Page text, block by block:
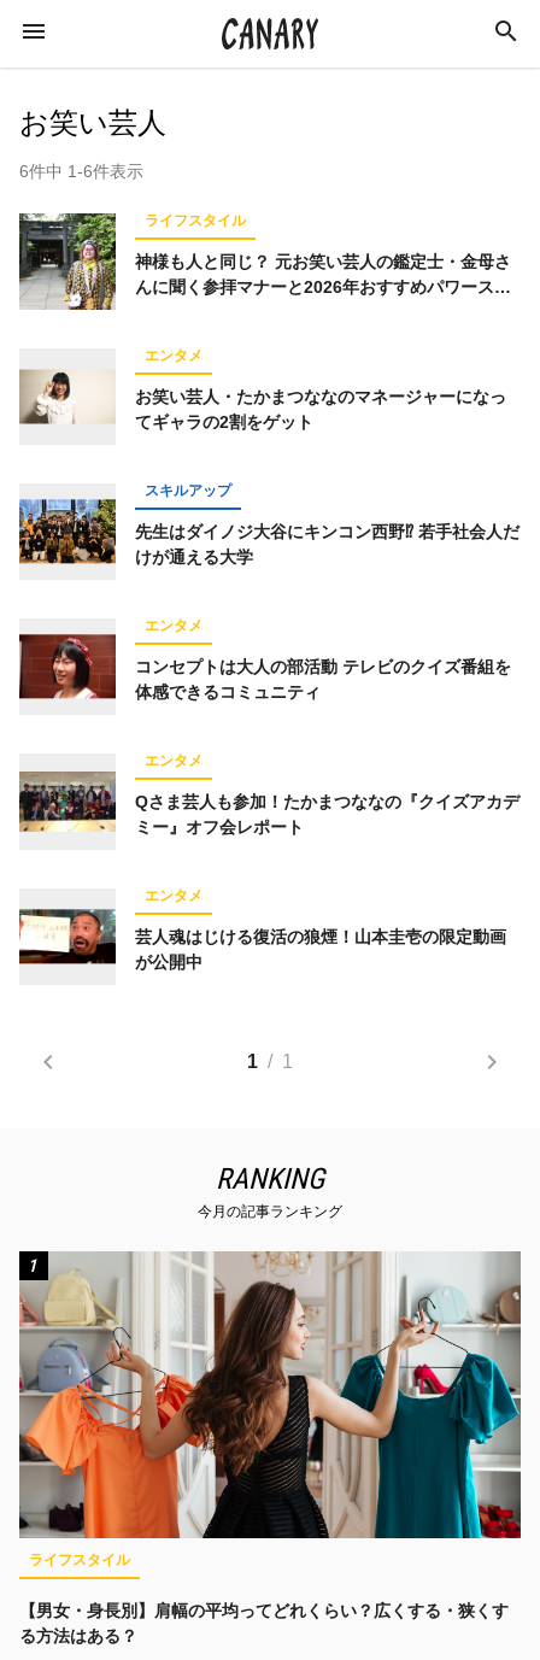
KEYWORD
キーワード
スキルアップ
インタビュー 美容 ダイエット
イベントレポート
仕事術 スポーツ
コミュニティ オンラインサロン
キーワード一覧
お笑い芸人
6件中 1-6件表示
ライフスタイル
神様も人と同じ？ 元お笑い芸人の鑑定士・金母さ
んに聞く参拝マナーと2026年おすすめパワースポ
エンタメ
お笑い芸人・たかまつななのマネージャーになっ
てギャラの2割をゲット
スキルアップ
先生はダイノジ大谷にキンコン西野⁉ 若手社会人だ
けが通える大学
エンタメ
コンセプトは大人の部活動 テレビのクイズ番組を
体感できるコミュニティ
エンタメ
Qさま芸人も参加！たかまつななの『クイズアカデ
ミー』オフ会レポート
エンタメ
芸人魂はじける復活の狼煙！山本圭壱の限定動画
が公開中
1 / 1
RANKING
今月の記事ランキング
1
ライフスタイル
【男女・身長別】肩幅の平均ってどれくらい？広くする・狭くす
る方法はある？